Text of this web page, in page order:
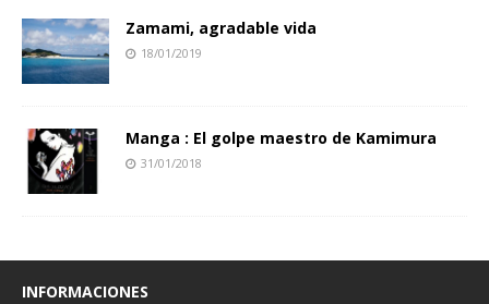
Zamami, agradable vida
18/01/2019
Manga : El golpe maestro de Kamimura
31/01/2018
INFORMACIONES